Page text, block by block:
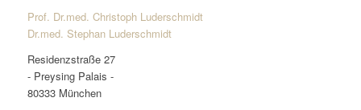
Prof. Dr.med. Christoph Luderschmidt
Dr.med. Stephan Luderschmidt
Residenzstraße 27
- Preysing Palais -
80333 München